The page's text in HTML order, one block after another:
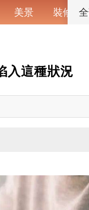
美景 裝修
入這種狀況